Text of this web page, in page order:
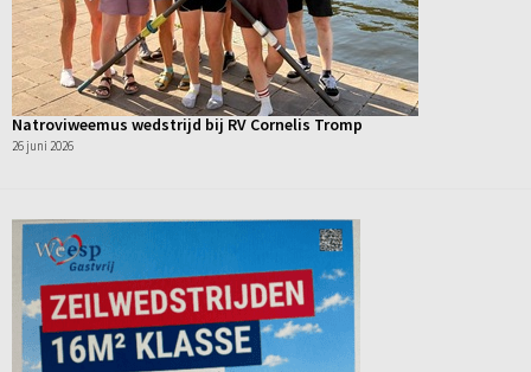
Natroviweemus wedstrijd bij RV Cornelis Tromp
26 juni 2026